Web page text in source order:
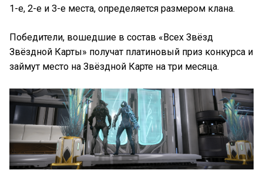
1-е, 2-е и 3-е места, определяется размером клана.
Победители, вошедшие в состав «Всех Звёзд
Звёздной Карты» получат платиновый приз конкурса и
займут место на Звёздной Карте на три месяца.